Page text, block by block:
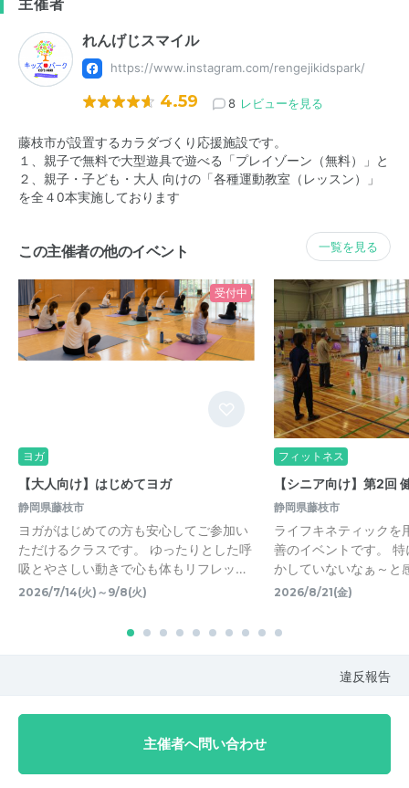
主催者
れんげじスマイル
https://www.instagram.com/rengejikidspark/
4.59 8 レビューを見る
藤枝市が設置するカラダづくり応援施設です。
１、親子で無料で大型遊具で遊べる「プレイゾーン（無料）」と
２、親子・子ども・大人 向けの「各種運動教室（レッスン）」
を全４0本実施しております
この主催者の他のイベント 一覧を見る
受付中
ヨガ
【大人向け】はじめてヨガ
静岡県藤枝市
ヨガがはじめての方も安心してご参加い
ただけるクラスです。 ゆったりとした呼
吸とやさしい動きで心も体もリフレッ…
2026/7/14(火)～9/8(火)
フィットネス
【シニア向け】第2回
静岡県藤枝市
ライフキネティックを
善のイベントです。
かしていないなぁ～と
2026/8/21(金)
違反報告
主催者へ問い合わせ